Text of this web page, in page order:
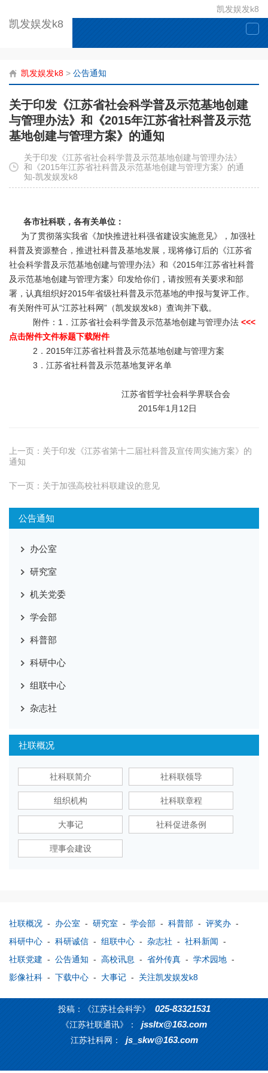
凯发娱发k8
凯发娱发k8
凯发娱发k8 > 公告通知
关于印发《江苏省社会科学普及示范基地创建
与管理办法》和《2015年江苏省社科普及示范
基地创建与管理方案》的通知
关于印发《江苏省社会科学普及示范基地创建与管理办法》
和《2015年江苏省社科普及示范基地创建与管理方案》的通
知-凯发娱发k8
各市社科联，各有关单位：
为了贯彻落实我省《加快推进社科强省建设实施意见》，加强社
科普及资源整合，推进社科普及基地发展，现将修订后的《江苏省
社会科学普及示范基地创建与管理办法》和《2015年江苏省社科普
及示范基地创建与管理方案》印发给你们，请按照有关要求和部
署，认真组织好2015年省级社科普及示范基地的申报与复评工作。
有关附件可从“江苏社科网”（凯发娱发k8）查询并下载。
附件： 1．江苏省社会科学普及示范基地创建与管理办法 <<<
点击附件文件标题下载附件
2．2015年江苏省社科普及示范基地创建与管理方案
3．江苏省社科普及示范基地复评名单
江苏省哲学社会科学界联合会
2015年1月12日
上一页： 关于印发《江苏省第十二届社科普及宣传周实施方案》的
通知
下一页： 关于加强高校社科联建设的意见
公告通知
办公室
研究室
机关党委
学会部
科普部
科研中心
组联中心
杂志社
社联概况
社科联简介 社科联领导
组织机构 社科联章程
大事记 社科促进条例
理事会建设
社联概况 - 办公室 - 研究室 - 学会部 - 科普部 - 评奖办 -
科研中心 - 科研诚信 - 组联中心 - 杂志社 - 社科新闻 -
社联党建 - 公告通知 - 高校讯息 - 省外传真 - 学术园地 -
影像社科 - 下载中心 - 大事记 - 关注凯发娱发k8
投稿：《江苏社会科学》 025-83321531
《江苏社联通讯》： jssltx@163.com
江苏社科网： js_skw@163.com